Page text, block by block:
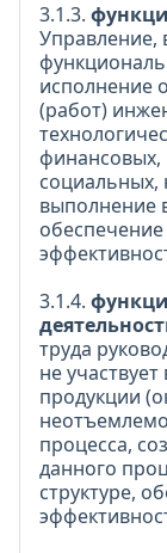
3.1.3.
Управление,
исполнение
(работ)
социальных,
выполнение
обеспечение
3.1.4.
труда
не
продукции
процесса,
данного
структуре,